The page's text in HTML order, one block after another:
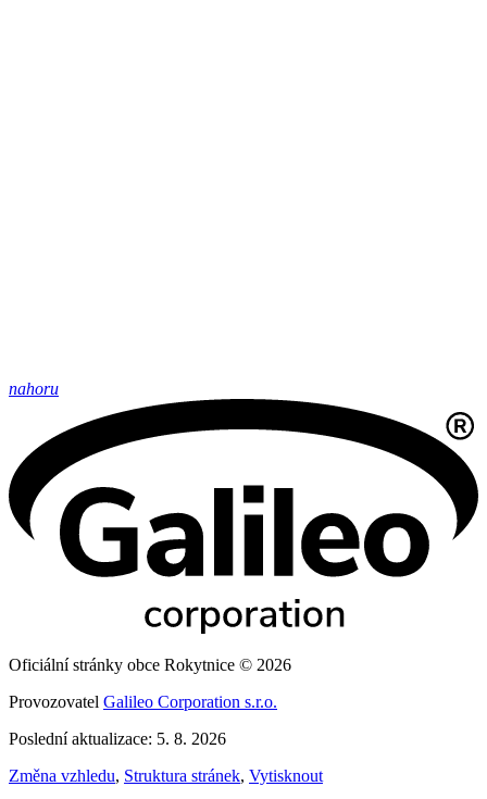
nahoru
Oficiální stránky obce Rokytnice © 2026
Provozovatel Galileo Corporation s.r.o.
Poslední aktualizace: 5. 8. 2026
Změna vzhledu, Struktura stránek, Vytisknout